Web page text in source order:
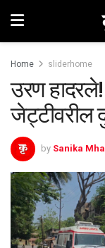
Home sliderhome
उरण
जेट्टीवरील
by Sanika